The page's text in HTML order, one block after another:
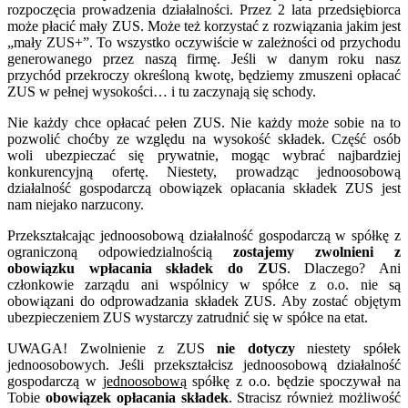
rozpoczęcia prowadzenia działalności. Przez 2 lata przedsiębiorca
może płacić mały ZUS. Może też korzystać z rozwiązania jakim jest
„mały ZUS+”. To wszystko oczywiście w zależności od przychodu
generowanego przez naszą firmę. Jeśli w danym roku nasz
przychód przekroczy określoną kwotę, będziemy zmuszeni opłacać
ZUS w pełnej wysokości… i tu zaczynają się schody.
Nie każdy chce opłacać pełen ZUS. Nie każdy może sobie na to
pozwolić choćby ze względu na wysokość składek. Część osób
woli ubezpieczać się prywatnie, mogąc wybrać najbardziej
konkurencyjną ofertę. Niestety, prowadząc jednoosobową
działalność gospodarczą obowiązek opłacania składek ZUS jest
nam niejako narzucony.
Przekształcając jednoosobową działalność gospodarczą w spółkę z
ograniczoną odpowiedzialnością zostajemy zwolnieni z
obowiązku wpłacania składek do ZUS. Dlaczego? Ani
członkowie zarządu ani wspólnicy w spółce z o.o. nie są
obowiązani do odprowadzania składek ZUS. Aby zostać objętym
ubezpieczeniem ZUS wystarczy zatrudnić się w spółce na etat.
UWAGA! Zwolnienie z ZUSnie dotyczyniestety spółek
jednoosobowych. Jeśli przekształcisz jednoosobową działalność
gospodarczą w jednoosobową spółkę z o.o. będzie spoczywał na
Tobie obowiązek opłacania składek. Stracisz również możliwość